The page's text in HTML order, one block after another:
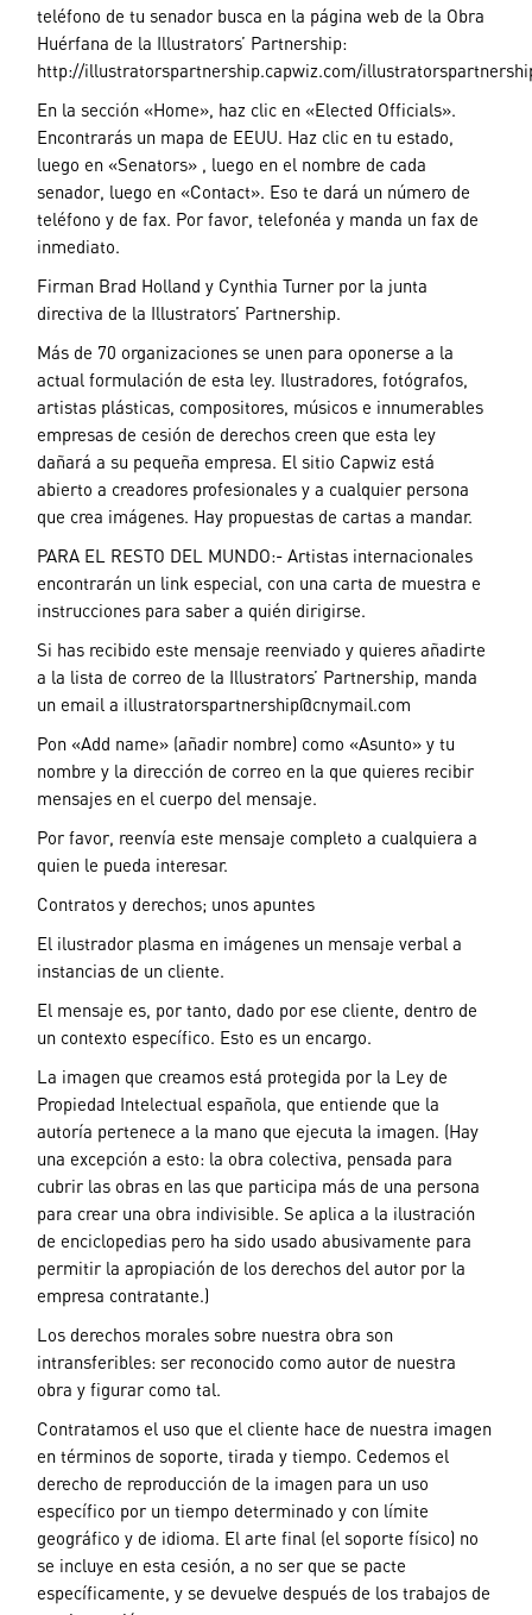
teléfono de tu senador busca en la página web de la Obra
Huérfana de la Illustrators’ Partnership:
http://illustratorspartnership.capwiz.com/
En la sección «Home», haz clic en «Elected Officials».
Encontrarás un mapa de EEUU. Haz clic en tu estado,
luego en «Senators» , luego en el nombre de cada
senador, luego en «Contact». Eso te dará un número de
teléfono y de fax. Por favor, telefonéa y manda un fax de
inmediato.
Firman Brad Holland y Cynthia Turner por la junta
directiva de la Illustrators’ Partnership.
Más de 70 organizaciones se unen para oponerse a la
actual formulación de esta ley. Ilustradores, fotógrafos,
artistas plásticas, compositores, músicos e innumerables
empresas de cesión de derechos creen que esta ley
dañará a su pequeña empresa. El sitio Capwiz está
abierto a creadores profesionales y a cualquier persona
que crea imágenes. Hay propuestas de cartas a mandar.
PARA EL RESTO DEL MUNDO:- Artistas internacionales
encontrarán un link especial, con una carta de muestra e
instrucciones para saber a quién dirigirse.
Si has recibido este mensaje reenviado y quieres añadirte
a la lista de correo de la Illustrators’ Partnership, manda
un email a illustratorspartnership@cnymail.com
Pon «Add name» (añadir nombre) como «Asunto» y tu
nombre y la dirección de correo en la que quieres recibir
mensajes en el cuerpo del mensaje.
Por favor, reenvía este mensaje completo a cualquiera a
quien le pueda interesar.
Contratos y derechos; unos apuntes
El ilustrador plasma en imágenes un mensaje verbal a
instancias de un cliente.
El mensaje es, por tanto, dado por ese cliente, dentro de
un contexto específico. Esto es un encargo.
La imagen que creamos está protegida por la Ley de
Propiedad Intelectual española, que entiende que la
autoría pertenece a la mano que ejecuta la imagen. (Hay
una excepción a esto: la obra colectiva, pensada para
cubrir las obras en las que participa más de una persona
para crear una obra indivisible. Se aplica a la ilustración
de enciclopedias pero ha sido usado abusivamente para
permitir la apropiación de los derechos del autor por la
empresa contratante.)
Los derechos morales sobre nuestra obra son
intransferibles: ser reconocido como autor de nuestra
obra y figurar como tal.
Contratamos el uso que el cliente hace de nuestra imagen
en términos de soporte, tirada y tiempo. Cedemos el
derecho de reproducción de la imagen para un uso
específico por un tiempo determinado y con límite
geográfico y de idioma. El arte final (el soporte físico) no
se incluye en esta cesión, a no ser que se pacte
específicamente, y se devuelve después de los trabajos de